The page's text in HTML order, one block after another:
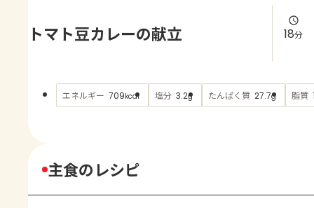
AJINOMOTO PARK とは
トマト豆カレーの献立 18分
エネルギー 709kcal 塩分 3.2g たんぱく質 27.7g 脂質
主食のレシピ